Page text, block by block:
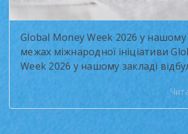
Global Money Week 2026 у нашому
межах міжнародної ініціативи
Week 2026 у нашому закладі
здобувачів освіти. Тема року —
розмови про гроші» (Smart